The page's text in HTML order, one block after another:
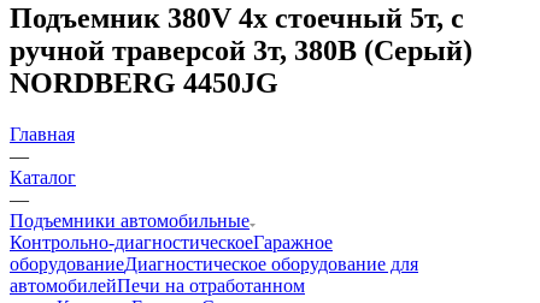
Подъемник 380V 4х стоечный 5т, c
ручной траверсой 3т, 380В (Серый)
NORDBERG 4450JG
Главная
—
Каталог
—
Подъемники автомобильные
Контрольно-диагностическоеГаражное
оборудованиеДиагностическое оборудование для
автомобилейПечи на отработанном